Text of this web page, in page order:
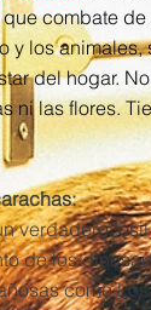
combate
y los
del hogar.
ni las flores.
verdadero
de los
como